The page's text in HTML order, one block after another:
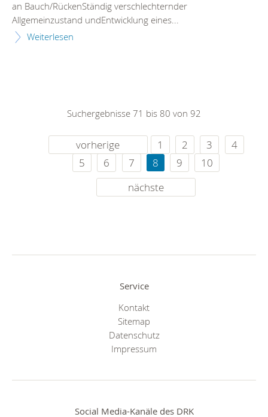
an Bauch/RückenStändig verschlechternder
Allgemeinzustand undEntwicklung eines...
Weiterlesen
Suchergebnisse 71 bis 80 von 92
vorherige 1 2 3
4
5
6 7 8 9
10
nächste
Service
Kontakt
Sitemap
Datenschutz
Impressum
Social Media-Kanäle des DRK